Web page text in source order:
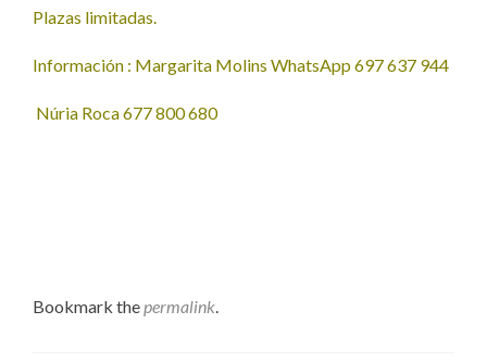
Plazas limitadas.
Información : Margarita Molins WhatsApp 697 637 944
Núria Roca 677 800 680
Bookmark the permalink